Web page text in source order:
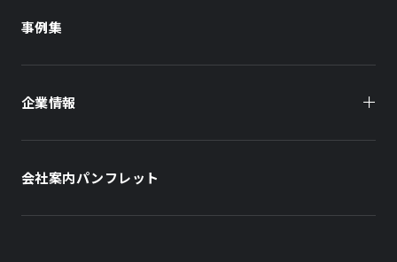
オフィスビル
住まい（社宅・賃貸住宅）
学校・教育施設
住まい（賃貸住宅）
事例集
企業情報
会社案内パンフレット